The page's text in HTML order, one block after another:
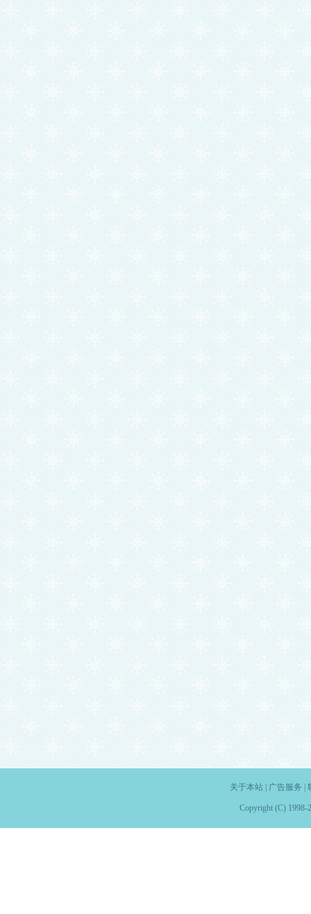
关于本站| 广告服务
Copyright (C) 1998-